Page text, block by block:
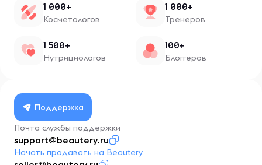
1 000+
Косметологов
1 000+
Тренеров
1 500+
Нутрициологов
100+
Блоггеров
Поддержка
Почта службы поддержки
support@beautery.ru
Начать продавать на Beautery